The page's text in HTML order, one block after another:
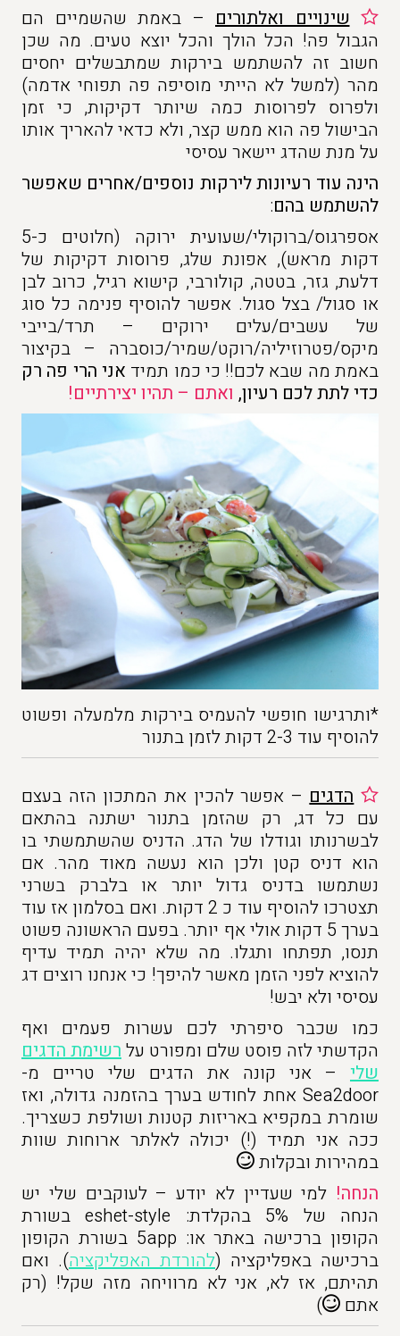
שינויים ואלתורים – באמת שהשמיים הם
הגבול פה! הכל הולך והכל יוצא טעים. מה שכן
חשוב זה להשתמש בירקות שמתבשלים יחסים
מהר (למשל לא הייתי מוסיפה פה תפוחי אדמה)
ולפרוס לפרוסות כמה שיותר דקיקות, כי זמן
הבישול פה הוא ממש קצר, ולא כדאי להאריך אותו
על מנת שהדג יישאר עסיסי
הינה עוד רעיונות לירקות נוספים/אחרים שאפשר
להשתמש בהם:
אספרגוס/ברוקולי/שעועית ירוקה (חלוטים כ-5
דקות מראש), אפונת שלג, פרוסות דקיקות של
דלעת, גזר, בטטה, קולורבי, קישוא רגיל, כרוב לבן
או סגול/ בצל סגול. אפשר להוסיף פנימה כל סוג
של עשבים/עלים ירוקים – תרד/בייבי
מיקס/פטרוזיליה/רוקט/שמיר/כוסברה – בקיצור
באמת מה שבא לכם!! כי כמו תמיד אני הרי פה רק
כדי לתת לכם רעיון, ואתם – תהיו יצירתיים!
*ותרגישו חופשי להעמיס בירקות מלמעלה ופשוט
להוסיף עוד 2-3 דקות לזמן בתנור
הדגים – אפשר להכין את המתכון הזה בעצם
עם כל דג, רק שהזמן בתנור ישתנה בהתאם
לבשרנותו וגודלו של הדג. הדניס שהשתמשתי בו
הוא דניס קטן ולכן הוא נעשה מאוד מהר. אם
נשתמשו בדניס גדול יותר או בלברק בשרני
תצטרכו להוסיף עוד כ 2 דקות. ואם בסלמון אז עוד
בערך 5 דקות אולי אף יותר. בפעם הראשונה פשוט
תנסו, תפתחו ותגלו. מה שלא יהיה תמיד עדיף
להוציא לפני הזמן מאשר להיפך! כי אנחנו רוצים דג
עסיסי ולא יבש!
כמו שכבר סיפרתי לכם עשרות פעמים ואף
הקדשתי לזה פוסט שלם ומפורט על רשימת הדגים
שלי – אני קונה את הדגים שלי טריים מ-
Sea2door אחת לחודש בערך בהזמנה גדולה, ואז
שומרת במקפיא באריזות קטנות ושולפת כשצריך.
ככה אני תמיד (!) יכולה לאלתר ארוחות שוות
במהירות ובקלות
הנחה! למי שעדיין לא יודע – לעוקבים שלי יש
הנחה של 5% בהקלדת: eshet-style בשורת
הקופון ברכישה באתר או: 5app בשורת הקופון
ברכישה באפליקציה (להורדת האפליקציה). ואם
תהיתם, אז לא, אני לא מרוויחה מזה שקל! (רק
אתם
)